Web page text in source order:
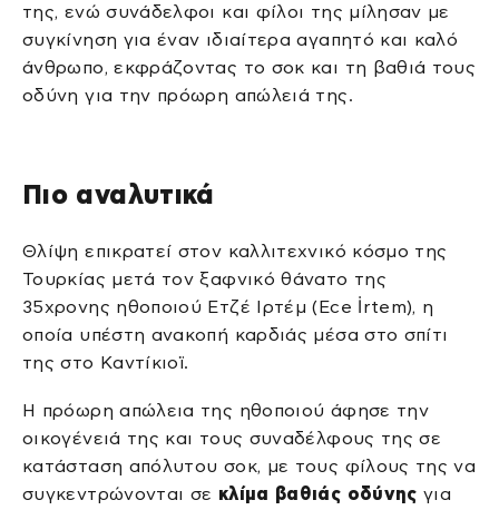
της, ενώ συνάδελφοι και φίλοι της μίλησαν με
συγκίνηση για έναν ιδιαίτερα αγαπητό και καλό
άνθρωπο, εκφράζοντας το σοκ και τη βαθιά τους
οδύνη για την πρόωρη απώλειά της.
Πιο αναλυτικά
Θλίψη επικρατεί στον καλλιτεχνικό κόσμο της
Τουρκίας μετά τον ξαφνικό θάνατο της
35χρονης ηθοποιού Ετζέ Ιρτέμ (Ece İrtem), η
οποία υπέστη ανακοπή καρδιάς μέσα στο σπίτι
της στο Καντίκιοϊ.
Η πρόωρη απώλεια της ηθοποιού άφησε την
οικογένειά της και τους συναδέλφους της σε
κατάσταση απόλυτου σοκ, με τους φίλους της να
συγκεντρώνονται σε κλίμα βαθιάς οδύνης για